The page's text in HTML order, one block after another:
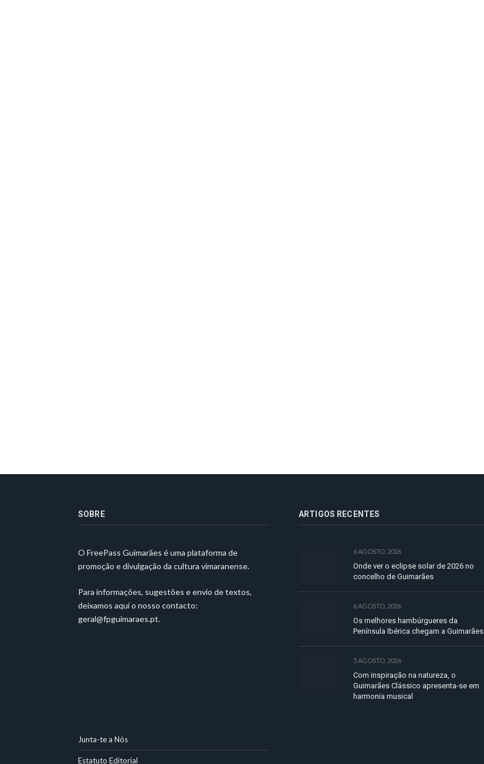
SOBRE
O FreePass Guimarães é uma plataforma de
promoção e divulgação da cultura vimaranense.
Para informações, sugestões e envio de textos,
deixamos aqui o nosso contacto:
geral@fpguimaraes.pt.
ARTIGOS RECENTES
6 AGOSTO, 2026
Onde ver o eclipse solar de 2026 no
concelho de Guimarães
6 AGOSTO, 2026
Os melhores hambúrgueres da
Península Ibérica chegam a Guimarães
5 AGOSTO, 2026
Com inspiração na natureza, o
Guimarães Clássico apresenta-se em
harmonia musical
Junta-te a Nós
Estatuto Editorial